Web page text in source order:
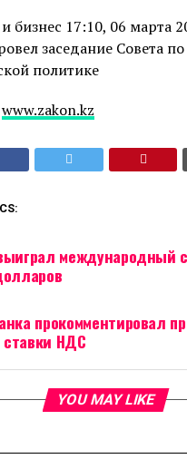
бизнес 17:10, 06 марта
заседание Совета по
политике
www.zakon.kz
международный
прокомментировал
НДС
YOU MAY LIKE